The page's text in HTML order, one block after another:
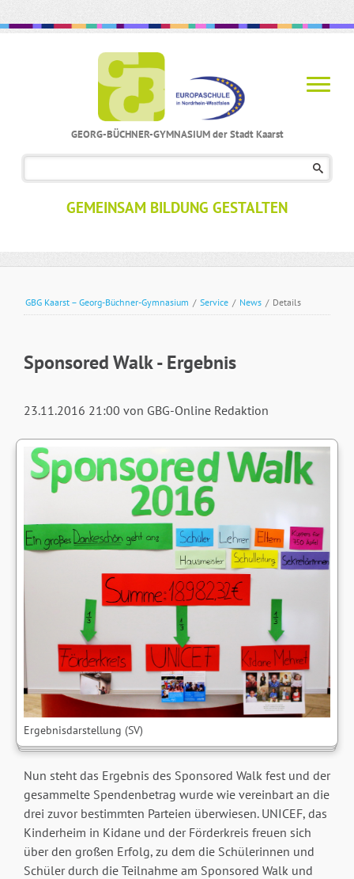
GEORG-BÜCHNER-GYMNASIUM der Stadt Kaarst
GEMEINSAM BILDUNG GESTALTEN
GBG Kaarst – Georg-Büchner-Gymnasium / Service / News / Details
Sponsored Walk - Ergebnis
23.11.2016 21:00 von GBG-Online Redaktion
Ergebnisdarstellung (SV)
Nun steht das Ergebnis des Sponsored Walk fest und der
gesammelte Spendenbetrag wurde wie vereinbart an die
drei zuvor bestimmten Parteien überwiesen. UNICEF, das
Kinderheim in Kidane und der Förderkreis freuen sich
über den großen Erfolg, zu dem die Schülerinnen und
Schüler durch die Teilnahme am Sponsored Walk und